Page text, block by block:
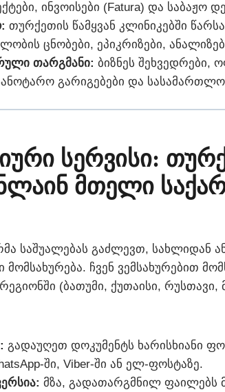
ინვოისები (Fatura) და საბაჟო
თურქეთის წამყვან კლინიკებში
ცნობები, ეპიკრიზები,
თარგმანი: ბიზნეს შეხვედრები,
გარიგებები და
სერვისი:
მთელი
საშუალებას გაძლევთ, სახლიდან
ჩვენ ვემსახურებით
(ბათუმი, ქუთაისი,
: გადაუღეთ დოკუმენტს ხარისხიანი
ში, Viber-ში ან ელ-ფოსტაზე.
მზა, გადათარგმნილ ფაილებს